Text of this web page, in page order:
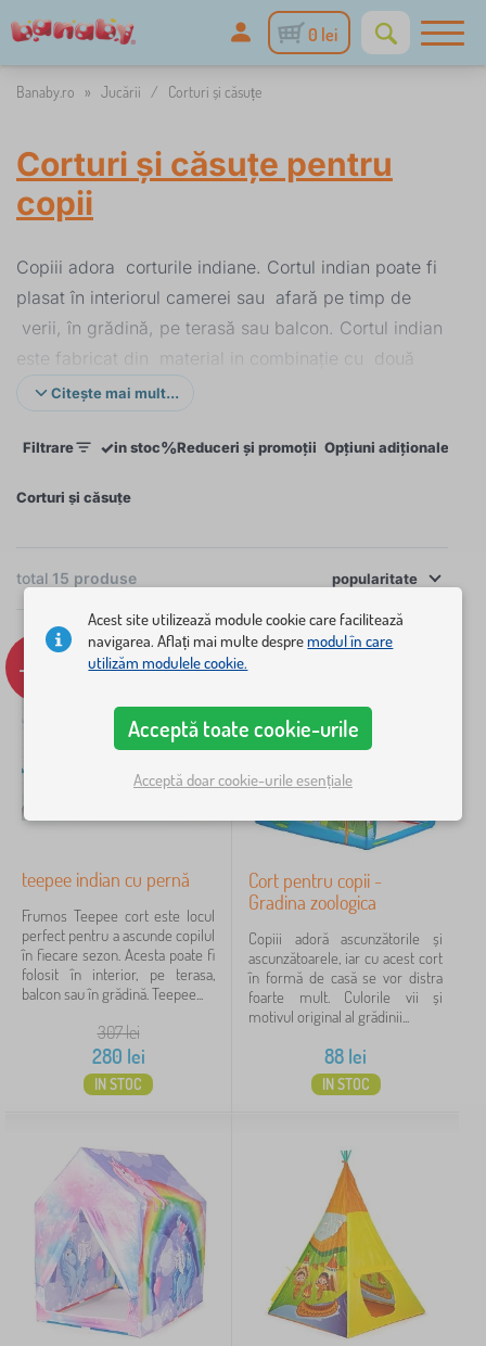
0 lei
Banaby.ro » Jucării / Corturi și căsuțe
Corturi și căsuțe pentru
copii
Copiii adora corturile indiane. Cortul indian poate fi
plasat în interiorul camerei sau afară pe timp de
verii, în grădină, pe terasă sau balcon. Cortul indian
este fabricat din material in combinație cu două
nuante și un cadru subtire usor de pachetat. In
depozitarea jucăriilor. Împreună cu cortul indian
sau coșuri din tesatura pentru jucării.
Citește mai mult...
Filtrare ✓in stoc%Reduceri și promoții Opțiuni adiționale
FILTRARE ×
Opțiuni adiționale
roz3
verde
3
modrá
2
multe >
Preț
70 lei
280 lei
Corturi și căsuțe
total 15 produse
popularitate
-9%
teepee indian cu pernă
Frumos Teepee cort este locul
perfect pentru a ascunde copilul
în fiecare sezon. Acesta poate fi
folosit în interior, pe terasa,
balcon sau în grădină. Teepee...
307lei
280 lei
IN STOC
Cort pentru copii -
Gradina zoologica
Copiii adoră ascunzătorile și
ascunzătoarele, iar cu acest cort
în formă de casă se vor distra
foarte mult. Culorile vii și
motivul original al grădinii...
88 lei
IN STOC
Acest site utilizează module cookie care facilitează
navigarea. Aflați mai multe despremodul în care
utilizăm modulele cookie.
Acceptă toate cookie-urile
Acceptă doar cookie-urile esențiale